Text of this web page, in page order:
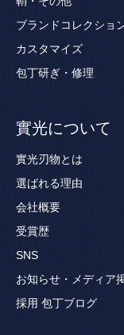
ブランドコレクショ
カスタマイズ
包丁研ぎ・修理
實光について
實光刃物とは
選ばれる理由
会社概要
受賞歴
SNS
お知らせ・メディア
採用 包丁ブログ